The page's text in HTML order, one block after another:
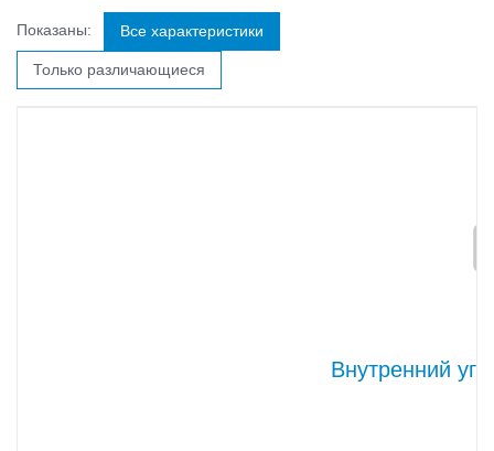
Показаны: Все характеристики
Только различающиеся
Внутренний